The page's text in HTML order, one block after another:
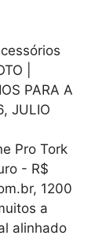
|
PARA A
JULIO
Pro Tork
- R$
1200
a
alinhado